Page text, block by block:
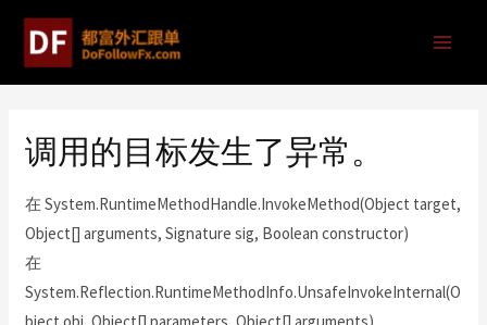
调用的目标发生了异常。
在 System.RuntimeMethodHandle.InvokeMethod(Object target,
Object[] arguments, Signature sig, Boolean constructor)
在
System.Reflection.RuntimeMethodInfo.UnsafeInvokeInternal(O